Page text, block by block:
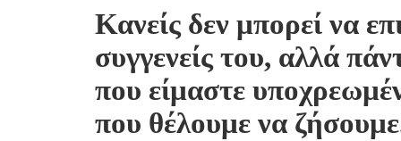
Κανείς δεν μπορεί να
συγγενείς του, αλλά
που είμαστε
που θέλουμε να